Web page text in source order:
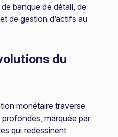
banque de détail, de
de gestion d’actifs au
du
monétaire traverse
marquée par
qui redessinent